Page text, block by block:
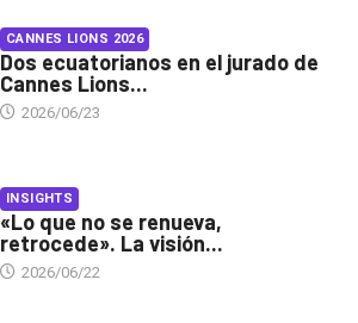
CANNES LIONS 2026
Dos ecuatorianos en el jurado de
Cannes Lions...
2026/06/23
INSIGHTS
«Lo que no se renueva,
retrocede». La visión...
2026/06/22